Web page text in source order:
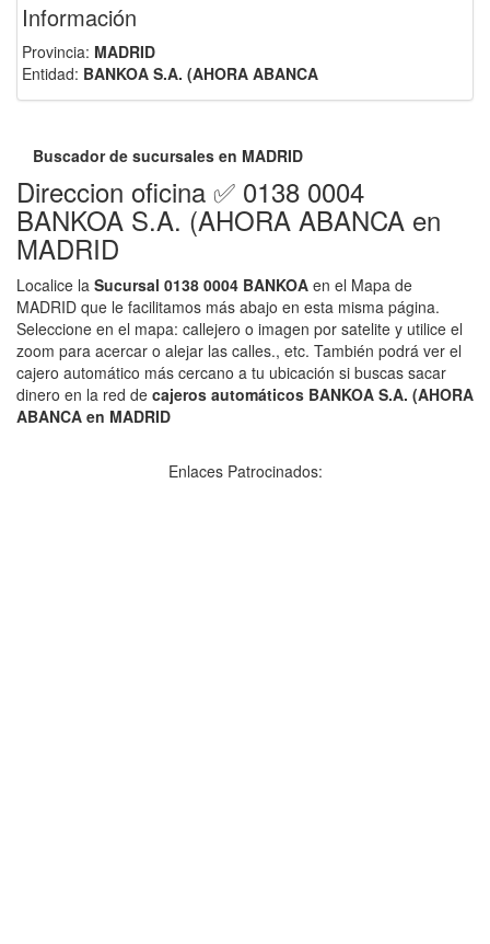
Información
Provincia: MADRID
Entidad: BANKOA S.A. (AHORA ABANCA
Buscador de sucursales en MADRID
Direccion oficina ✅ 0138 0004
BANKOA S.A. (AHORA ABANCA en
MADRID
Localice la Sucursal 0138 0004 BANKOA en el Mapa de
MADRID que le facilitamos más abajo en esta misma página.
Seleccione en el mapa: callejero o imagen por satelite y utilice el
zoom para acercar o alejar las calles., etc. También podrá ver el
cajero automático más cercano a tu ubicación si buscas sacar
dinero en la red de cajeros automáticos BANKOA S.A. (AHORA
ABANCA en MADRID
Enlaces Patrocinados: